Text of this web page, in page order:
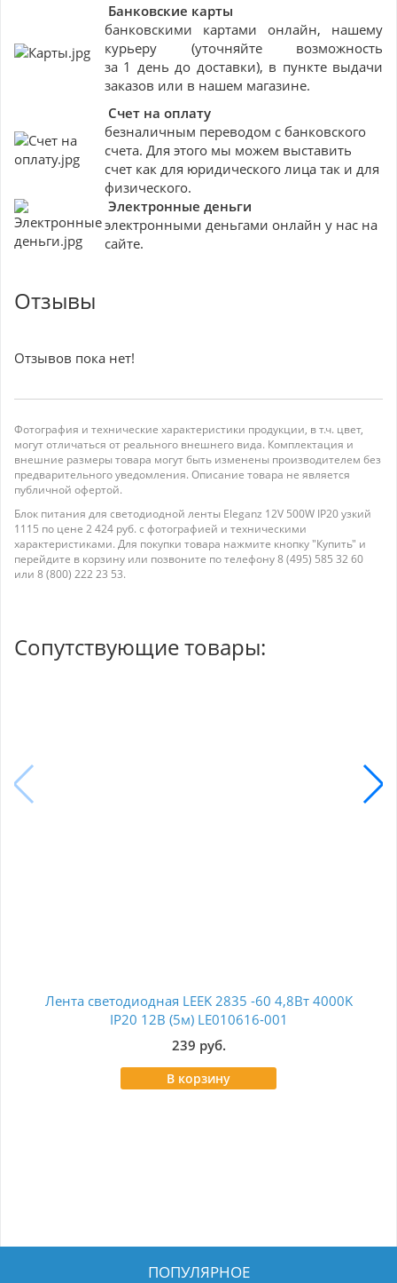
Банковские карты
банковскими картами онлайн, нашему
курьеру (уточняйте возможность
за 1 день до доставки), в пункте выдачи
заказов или в нашем магазине.
Счет на оплату
безналичным переводом с банковского
счета. Для этого мы можем выставить
счет как для юридического лица так и для
физического.
Электронные деньги
электронными деньгами онлайн у нас на
сайте.
Отзывы
Отзывов пока нет!
Фотография и технические характеристики продукции, в т.ч. цвет,
могут отличаться от реального внешнего вида. Комплектация и
внешние размеры товара могут быть изменены производителем без
предварительного уведомления. Описание товара не является
публичной офертой.
Блок питания для светодиодной ленты Eleganz 12V 500W IP20 узкий
1115 по цене 2 424 руб. с фотографией и техническими
характеристиками. Для покупки товара нажмите кнопку "Купить" и
перейдите в корзину или позвоните по телефону 8 (495) 585 32 60
или 8 (800) 222 23 53.
Сопутствующие товары:
Лента светодиодная LEEK 2835 -60 4,8Вт 4000K
IP20 12В (5м) LE010616-001
239 руб.
В корзину
ПОПУЛЯРНОЕ